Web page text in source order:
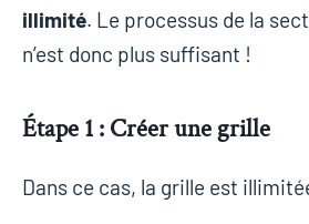
illimité. Le processus de la
n’est donc plus suffisant !
Étape 1 : Créer une grille
Dans ce cas, la grille est